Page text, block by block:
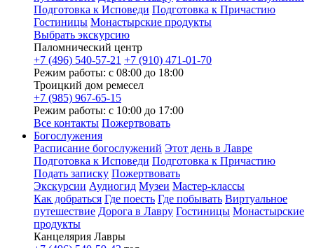
Подготовка к Исповеди Подготовка к Причастию
Гостиницы Монастырские продукты
Выбрать экскурсию
Паломнический центр
+7 (496) 540-57-21 +7 (910) 471-01-70
Режим работы: с 08:00 до 18:00
Троицкий дом ремесел
+7 (985) 967-65-15
Режим работы: с 10:00 до 17:00
Все контакты Пожертвовать
Богослужения
Расписание богослужений Этот день в Лавре
Подготовка к Исповеди Подготовка к Причастию
Подать записку Пожертвовать
Экскурсии Аудиогид Музеи Мастер-классы
Как добраться Где поесть Где побывать Виртуальное
путешествие Дорога в Лавру Гостиницы Монастырские
продукты
Канцелярия Лавры